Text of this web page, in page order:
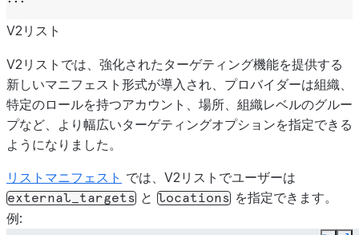
V2リスト
V2リストでは、強化されたターゲティング機能を提供する
新しいマニフェスト形式が導入され、プロバイダーは組織、
特定のロールを持つアカウント、場所、組織レベルのグルー
プなど、より幅広いターゲティングオプションを指定できる
ようになりました。
リストマニフェスト では、V2リストでユーザーは
external_targets と locations を指定できます。
例: